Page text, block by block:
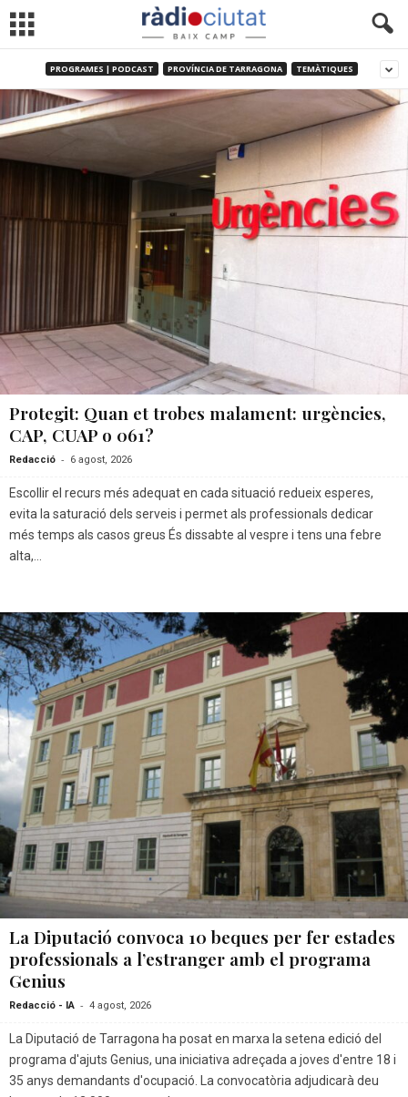
PROGRAMES | PODCAST PROVÍNCIA DE TARRAGONA TEMÀTIQUES
Protegit: Quan et trobes malament: urgències,
CAP, CUAP o 061?
Redacció - 6 agost, 2026
Escollir el recurs més adequat en cada situació redueix esperes,
evita la saturació dels serveis i permet als professionals dedicar
més temps als casos greus És dissabte al vespre i tens una febre
alta,...
La Diputació convoca 10 beques per fer estades
professionals a l’estranger amb el programa
Genius
Redacció - IA - 4 agost, 2026
La Diputació de Tarragona ha posat en marxa la setena edició del
programa d'ajuts Genius, una iniciativa adreçada a joves d'entre 18 i
35 anys demandants d'ocupació. La convocatòria adjudicarà deu